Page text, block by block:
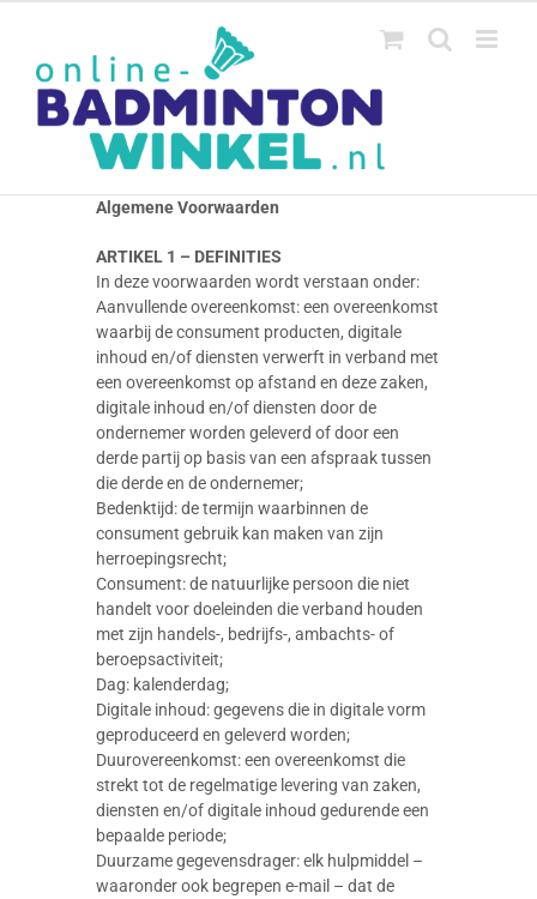
inhoud
Algemene Voorwaarden
ARTIKEL 1 – DEFINITIES
In deze voorwaarden wordt verstaan onder:
Aanvullende overeenkomst: een overeenkomst
waarbij de consument producten, digitale
inhoud en/of diensten verwerft in verband met
een overeenkomst op afstand en deze zaken,
digitale inhoud en/of diensten door de
ondernemer worden geleverd of door een
derde partij op basis van een afspraak tussen
die derde en de ondernemer;
Bedenktijd: de termijn waarbinnen de
consument gebruik kan maken van zijn
herroepingsrecht;
Consument: de natuurlijke persoon die niet
handelt voor doeleinden die verband houden
met zijn handels-, bedrijfs-, ambachts- of
beroepsactiviteit;
Dag: kalenderdag;
Digitale inhoud: gegevens die in digitale vorm
geproduceerd en geleverd worden;
Duurovereenkomst: een overeenkomst die
strekt tot de regelmatige levering van zaken,
diensten en/of digitale inhoud gedurende een
bepaalde periode;
Duurzame gegevensdrager: elk hulpmiddel –
waaronder ook begrepen e-mail – dat de